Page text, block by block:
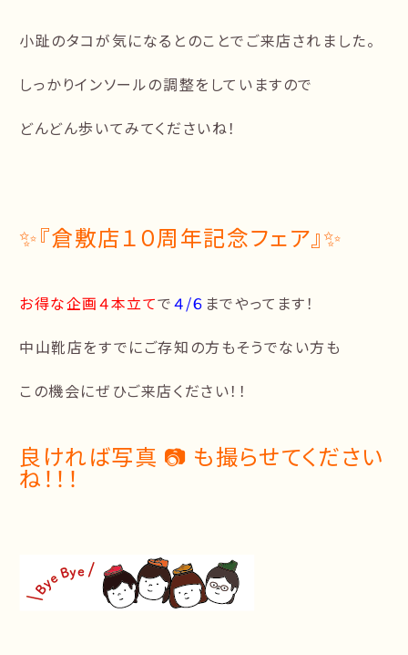
小趾のタコが気になるとのことでご来店されました。
しっかりインソールの調整をしていますので
どんどん歩いてみてくださいね！
✨『倉敷店１０周年記念フェア』✨
お得な企画４本立てで４/６ までやってます！
中山靴店をすでにご存知の方もそうでない方も
この機会にぜひご来店ください！！
良ければ写真 📷 も撮らせてください
ね！！！